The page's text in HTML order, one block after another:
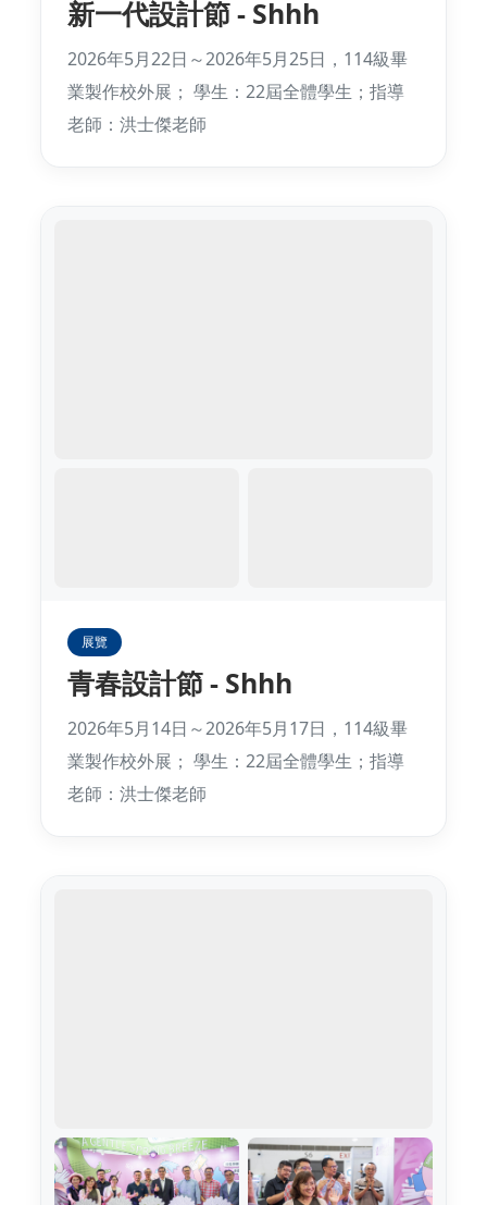
新一代設計節 - Shhh
2026年5月22日～2026年5月25日，114級畢
業製作校外展； 學生：22屆全體學生；指導
老師：洪士傑老師
展覽
青春設計節 - Shhh
2026年5月14日～2026年5月17日，114級畢
業製作校外展； 學生：22屆全體學生；指導
老師：洪士傑老師